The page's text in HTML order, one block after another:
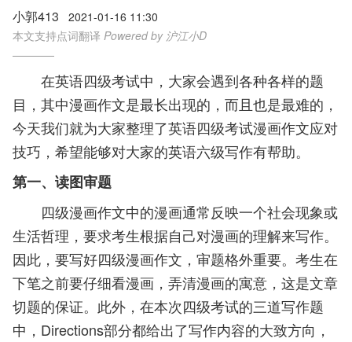
小郭413
2021-01-16 11:30
本文支持点词翻译 Powered by 沪江小D
在英语四级考试中，大家会遇到各种各样的题
目，其中漫画作文是最长出现的，而且也是最难的，
今天我们就为大家整理了英语四级考试漫画作文应对
技巧，希望能够对大家的英语六级写作有帮助。
第一、读图审题
四级漫画作文中的漫画通常反映一个社会现象或
生活哲理，要求考生根据自己对漫画的理解来写作。
因此，要写好四级漫画作文，审题格外重要。考生在
下笔之前要仔细看漫画，弄清漫画的寓意，这是文章
切题的保证。此外，在本次四级考试的三道写作题
中，Directions部分都给出了写作内容的大致方向，